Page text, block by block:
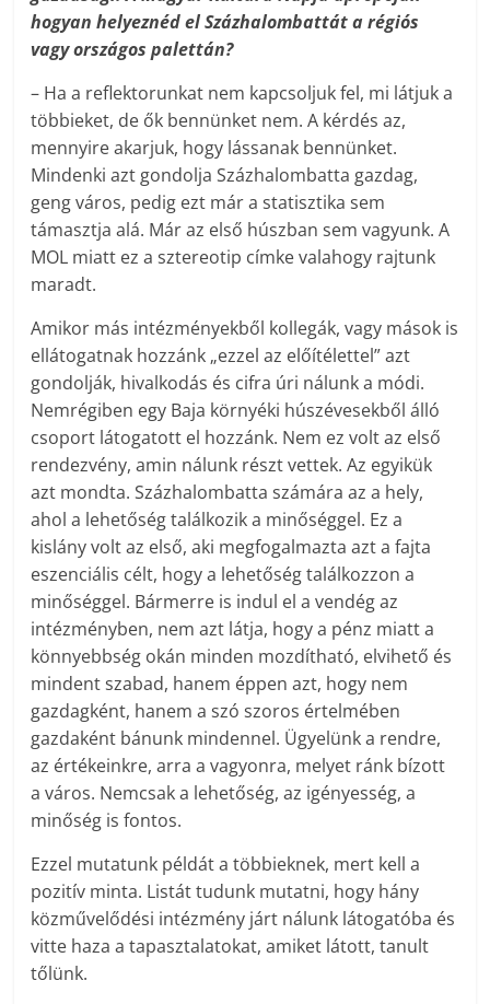
hogyan helyeznéd el Százhalombattát a régiós
vagy országos palettán?
– Ha a reflektorunkat nem kapcsoljuk fel, mi látjuk a
többieket, de ők bennünket nem. A kérdés az,
mennyire akarjuk, hogy lássanak bennünket.
Mindenki azt gondolja Százhalombatta gazdag,
geng város, pedig ezt már a statisztika sem
támasztja alá. Már az első húszban sem vagyunk. A
MOL miatt ez a sztereotip címke valahogy rajtunk
maradt.
Amikor más intézményekből kollegák, vagy mások is
ellátogatnak hozzánk „ezzel az előítélettel” azt
gondolják, hivalkodás és cifra úri nálunk a módi.
Nemrégiben egy Baja környéki húszévesekből álló
csoport látogatott el hozzánk. Nem ez volt az első
rendezvény, amin nálunk részt vettek. Az egyikük
azt mondta. Százhalombatta számára az a hely,
ahol a lehetőség találkozik a minőséggel. Ez a
kislány volt az első, aki megfogalmazta azt a fajta
eszenciális célt, hogy a lehetőség találkozzon a
minőséggel. Bármerre is indul el a vendég az
intézményben, nem azt látja, hogy a pénz miatt a
könnyebbség okán minden mozdítható, elvihető és
mindent szabad, hanem éppen azt, hogy nem
gazdagként, hanem a szó szoros értelmében
gazdaként bánunk mindennel. Ügyelünk a rendre,
az értékeinkre, arra a vagyonra, melyet ránk bízott
a város. Nemcsak a lehetőség, az igényesség, a
minőség is fontos.
Ezzel mutatunk példát a többieknek, mert kell a
pozitív minta. Listát tudunk mutatni, hogy hány
közművelődési intézmény járt nálunk látogatóba és
vitte haza a tapasztalatokat, amiket látott, tanult
tőlünk.